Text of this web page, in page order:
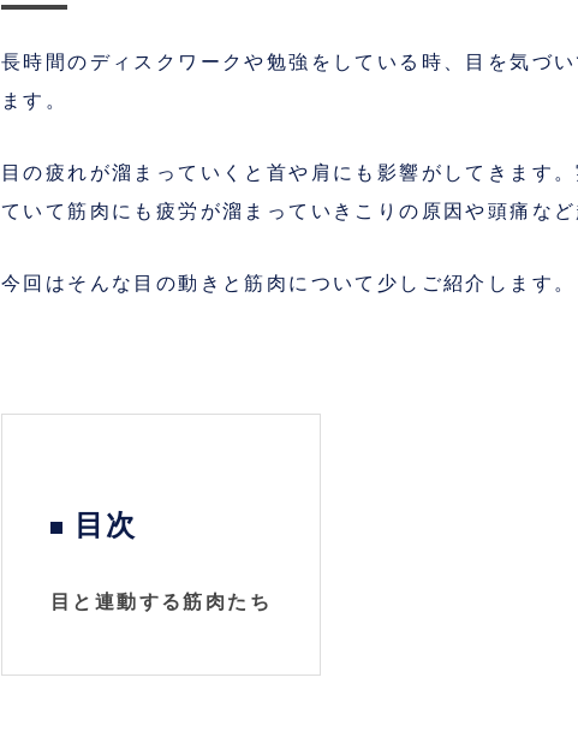
長時間のディスクワークや勉強をしている時、目を気づ
ます。
目の疲れが溜まっていくと首や肩にも影響がしてきます
ていて筋肉にも疲労が溜まっていきこりの原因や頭痛など
今回はそんな目の動きと筋肉について少しご紹介します。
目次
目と連動する筋肉たち